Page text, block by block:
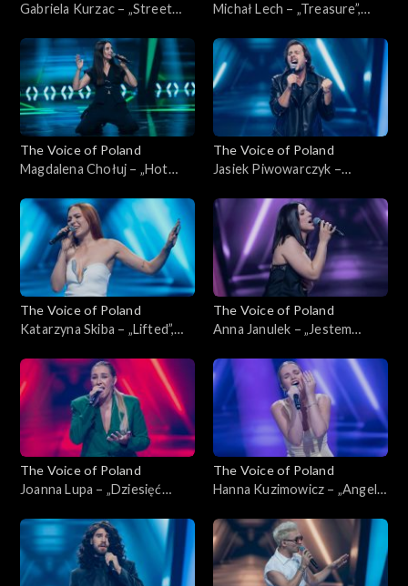
Gabriela Kurzac – „Street
Nokaut, 1 listopada 2025
Michał Lech – „Treasure”,
Nokaut, 1 listopada 2025
The Voice of Poland
Magdalena Chołuj – „Hot
Poland”, Nokaut, 1 listopada
2025
The Voice of Poland
Jasiek Piwowarczyk –
of Poland”, Nokaut, 1
listopada 2025
The Voice of Poland
Katarzyna Skiba – „Lifted”,
Nokaut, 1 listopada 2025
The Voice of Poland
Anna Janulek – „Jestem
Poland”, Nokaut, 1 listopada
2025
The Voice of Poland
Joanna Lupa – „Dziesięć
Poland”, Nokaut, 1 listopada
2025
The Voice of Poland
Hanna Kuzimowicz – „Angel”,
Nokaut, 1 listopada 2025